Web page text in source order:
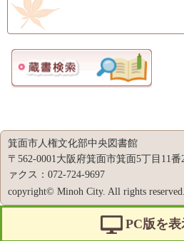
箕面市人権文化部中央図書館
〒562-0001大阪府箕面市箕面5丁目11
ァクス：072-724-9697
copyright© Minoh City. All rights reserved.
PC版を